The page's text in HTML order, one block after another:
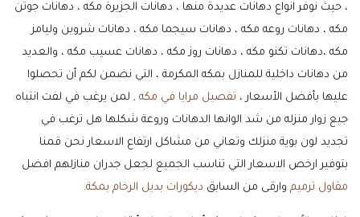
، حيث نوفر انواع دهانات عديدة منها ، دهانات الجزيرة مكه ، دهانات جوتن
مكه ، دهانات روعه مكه ، دهانات سيجما مكه ، دهانات شروين وليامز
مكه ،دهانات تكنو مكه ، دهانات روز مكه ، دهانات عسيب مكه ، والعديد
من دهانات داخلية للمنازل بمكه المكرمة ، التي نضمن لكم أن تحصلوا
عليها بأفضل الأسعار ، تفصيل مرايا في مكه , لمن يرغب في لفت انتباه
جيع زوار منزله من شد الوانها الدهانات وروعة شكلها هل ترغب في
تجديد لون بوية منزلك وتعاني من مشاكل ارتفاع الاسعار نحن قمنا
بتوفير ارخص الاسعار التي تناسب الجميع لجعل جدران منازلهم افضل
مقاول ترميم وارقى من السابق ديكورات بديل الرخام بمكة.